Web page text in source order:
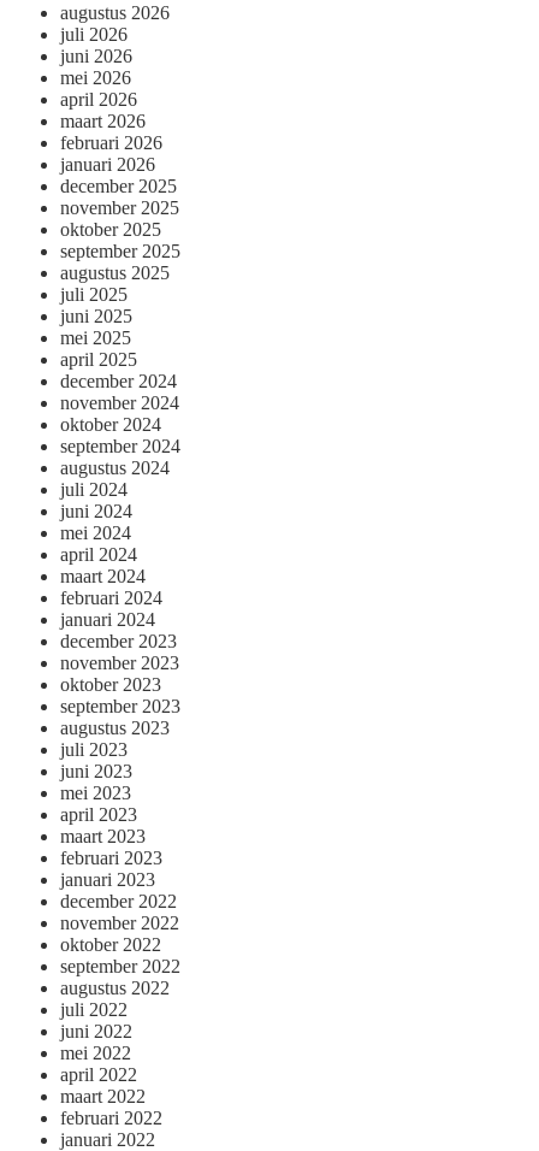
augustus 2026
juli 2026
juni 2026
mei 2026
april 2026
maart 2026
februari 2026
januari 2026
december 2025
november 2025
oktober 2025
september 2025
augustus 2025
juli 2025
juni 2025
mei 2025
april 2025
december 2024
november 2024
oktober 2024
september 2024
augustus 2024
juli 2024
juni 2024
mei 2024
april 2024
maart 2024
februari 2024
januari 2024
december 2023
november 2023
oktober 2023
september 2023
augustus 2023
juli 2023
juni 2023
mei 2023
april 2023
maart 2023
februari 2023
januari 2023
december 2022
november 2022
oktober 2022
september 2022
augustus 2022
juli 2022
juni 2022
mei 2022
april 2022
maart 2022
februari 2022
januari 2022